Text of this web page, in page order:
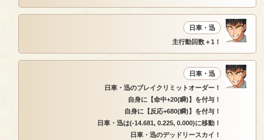
日車・迅
主行動回数＋1！
日車・迅
日車・迅のブレイクリミットオーダー！
自身に【命中+20(瞬)】を付与！
自身に【反応+680(瞬)】を付与！
日車・迅は(-14.681, 0.225, 0.000)に移動！
日車・迅のデッドリースカイ！